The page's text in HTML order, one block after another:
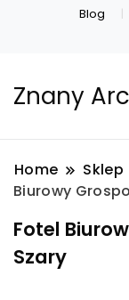
Blog
Znany
Home Sklep
Biurowy
Fotel
Szary